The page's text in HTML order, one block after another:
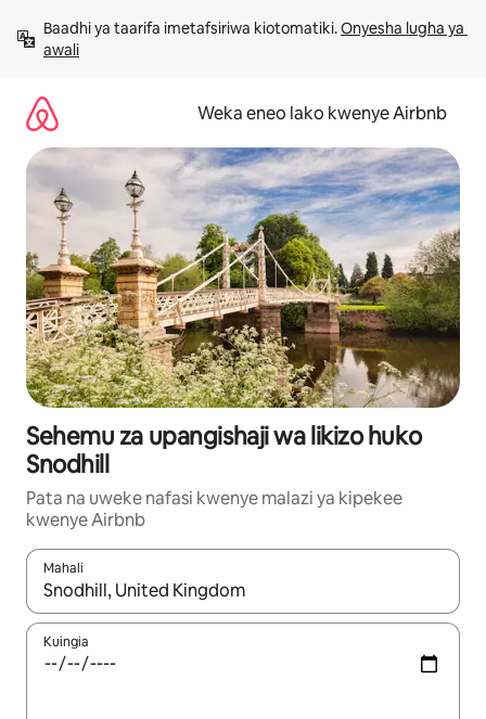
kwenda
kwenye
Baadhi ya taarifa imetafsiriwa kiotomatiki. Onyesha lugha ya
awali
Weka eneo lako kwenye Airbnb
Sehemu za upangishaji wa likizo huko
Snodhill
Pata na uweke nafasi kwenye malazi ya kipekee
kwenye Airbnb
Mahali
Wakati matokeo yanapatikana, vinjari kwa kutumia vitufe vya
Kuingia